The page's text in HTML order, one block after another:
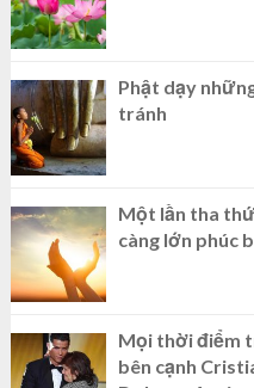
Phật dạy
tránh
Một lần tha
càng lớn phúc
Mọi thời điểm
bên cạnh